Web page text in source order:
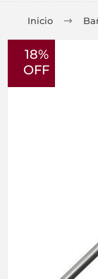
Inicio
18%
OFF